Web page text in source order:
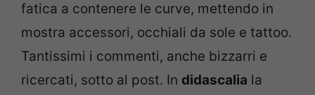
fatica a contenere le curve, mettendo in
mostra accessori, occhiali da sole e tattoo.
Tantissimi i commenti, anche bizzarri e
ricercati, sotto al post. In didascalia la